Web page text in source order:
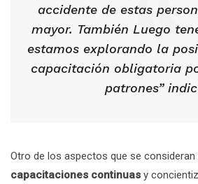
accidente de estas
mayor. También Luego
estamos explorando la
capacitación obligatoria
patrones”
Otro de los aspectos que se consideran
capacitaciones continuas y